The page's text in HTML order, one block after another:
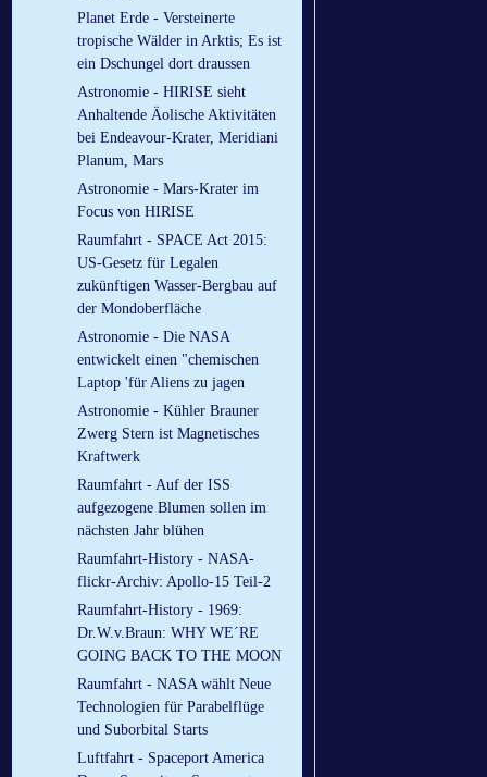
Planet Erde - Versteinerte
tropische Wälder in Arktis; Es ist
ein Dschungel dort draussen
Astronomie - HIRISE sieht
Anhaltende Äolische Aktivitäten
bei Endeavour-Krater, Meridiani
Planum, Mars
Astronomie - Mars-Krater im
Focus von HIRISE
Raumfahrt - SPACE Act 2015:
US-Gesetz für Legalen
zukünftigen Wasser-Bergbau auf
der Mondoberfläche
Astronomie - Die NASA
entwickelt einen "chemischen
Laptop 'für Aliens zu jagen
Astronomie - Kühler Brauner
Zwerg Stern ist Magnetisches
Kraftwerk
Raumfahrt - Auf der ISS
aufgezogene Blumen sollen im
nächsten Jahr blühen
Raumfahrt-History - NASA-
flickr-Archiv: Apollo-15 Teil-2
Raumfahrt-History - 1969:
Dr.W.v.Braun: WHY WE´RE
GOING BACK TO THE MOON
Raumfahrt - NASA wählt Neue
Technologien für Parabelflüge
und Suborbital Starts
Luftfahrt - Spaceport America